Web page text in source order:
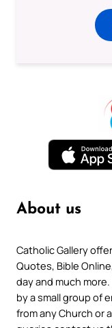
About us
Catholic Gallery
Quotes, Bible
day and much
by a small group of
from any Church or